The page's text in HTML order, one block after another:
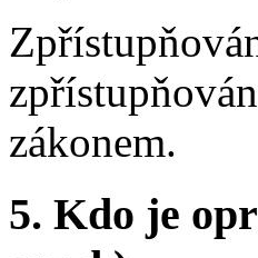
zákonem.
5. Kdo je